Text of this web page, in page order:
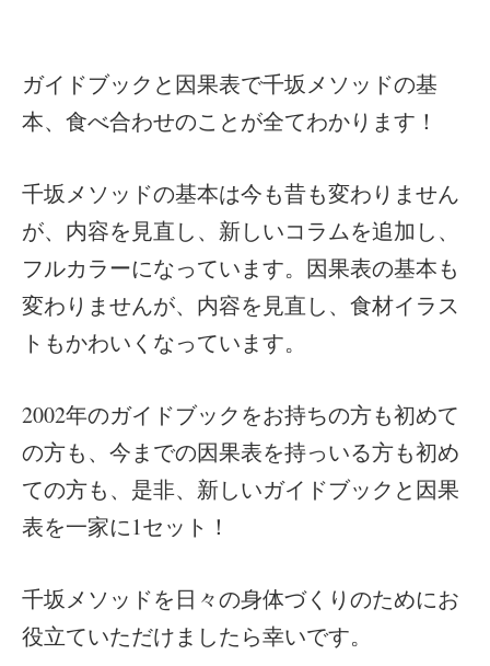
ガイドブックと因果表で千坂メソッドの基
本、食べ合わせのことが全てわかります！
千坂メソッドの基本は今も昔も変わりません
が、内容を見直し、新しいコラムを追加し、
フルカラーになっています。因果表の基本も
変わりませんが、内容を見直し、食材イラス
トもかわいくなっています。
2002年のガイドブックをお持ちの方も初めて
の方も、今までの因果表を持っいる方も初め
ての方も、是非、新しいガイドブックと因果
表を一家に1セット！
千坂メソッドを日々の身体づくりのためにお
役立ていただけましたら幸いです。